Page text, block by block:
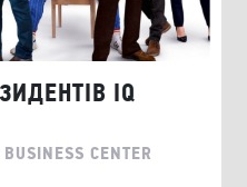
IQ
CENTER